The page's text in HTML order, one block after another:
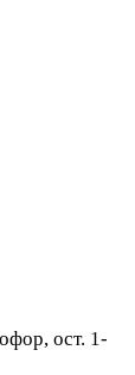
ост. 1-